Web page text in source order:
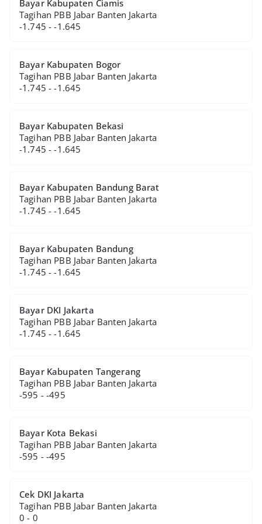
Bayar Kabupaten Ciamis
Tagihan PBB Jabar Banten Jakarta
-1.745 - -1.645
Bayar Kabupaten Bogor
Tagihan PBB Jabar Banten Jakarta
-1.745 - -1.645
Bayar Kabupaten Bekasi
Tagihan PBB Jabar Banten Jakarta
-1.745 - -1.645
Bayar Kabupaten Bandung Barat
Tagihan PBB Jabar Banten Jakarta
-1.745 - -1.645
Bayar Kabupaten Bandung
Tagihan PBB Jabar Banten Jakarta
-1.745 - -1.645
Bayar DKI Jakarta
Tagihan PBB Jabar Banten Jakarta
-1.745 - -1.645
Bayar Kabupaten Tangerang
Tagihan PBB Jabar Banten Jakarta
-595 - -495
Bayar Kota Bekasi
Tagihan PBB Jabar Banten Jakarta
-595 - -495
Cek DKI Jakarta
Tagihan PBB Jabar Banten Jakarta
0 - 0